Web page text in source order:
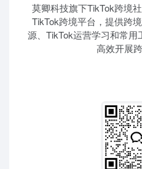
莫卿科技旗下TikTok跨境
TikTok跨境平台，提供跨
源、TikTok运营学习和常用
高效开展跨